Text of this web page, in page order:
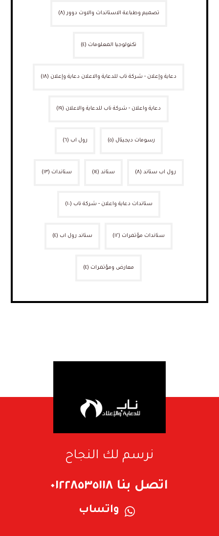
تصميم وطباعة الاستاندات والاوت دوور (٨)
تكنولوجيا المعلومات (٤)
دعاية وإعلان - شركة ناب للدعاية والاعلان دعاية وإعلان (١٨)
دعاية واعلان - شركة ناب للدعاية والاعلان (١٩)
رسومات ديجيتال (٥) رول اب (٦)
رول اب ستاند (٨) ستاند (١٤) ستاندات (١٣)
ستاندات دعاية واعلان - شركة ناب (١٠)
ستاندات مؤتمرات (١٢) ستاند رول اب (٤)
معارض ومؤتمرات (٤)
نرسم لك النجاح
اتصل بنا ٠١٢٢٨٥٣٥١١٨
واتساب